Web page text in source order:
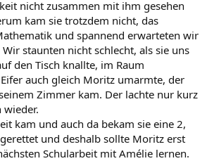
nicht zusammen mit ihm gesehen
kam sie trotzdem nicht, das
und spannend erwarteten wir
staunten nicht schlecht, als sie uns
den Tisch knallte, im Raum
auch gleich Moritz umarmte, der
Zimmer kam. Der lachte nur kurz
wieder.
kam und auch da bekam sie eine 2,
und deshalb sollte Moritz erst
Schularbeit mit Amélie lernen.